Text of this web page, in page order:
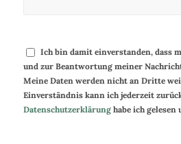
Ich bin damit einverstanden, dass
und zur Beantwortung meiner
Meine Daten werden nicht an Dritte
Einverständnis kann ich jederzeit
Datenschutzerklärunghabe ich gelesen